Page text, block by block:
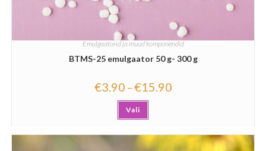
Emulgaatorid ja muud komponendid
BTMS-25 emulgaator 50 g- 300 g
€3.90 –€15.90
Vali